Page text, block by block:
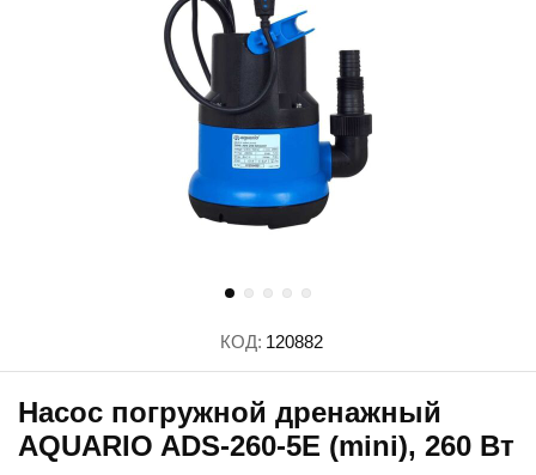
КОД: 120882
Насос погружной дренажный
AQUARIO ADS-260-5E (mini), 260 Вт